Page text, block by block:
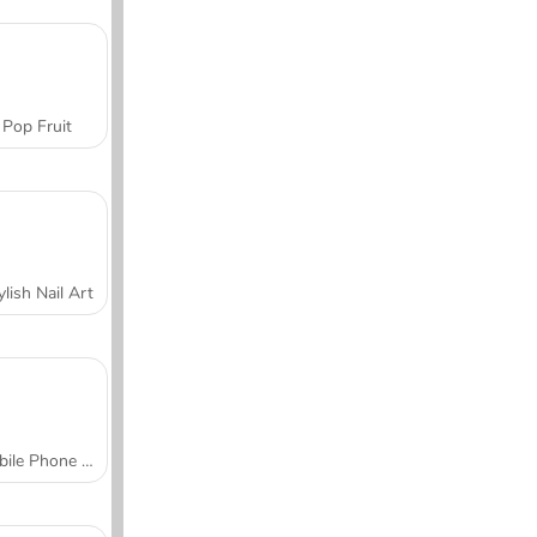
Pop Fruit
Nail Art
Mobile Phone Case Design & DIY